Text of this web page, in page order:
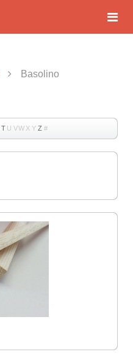
Basolino
T U VW X Y Z #